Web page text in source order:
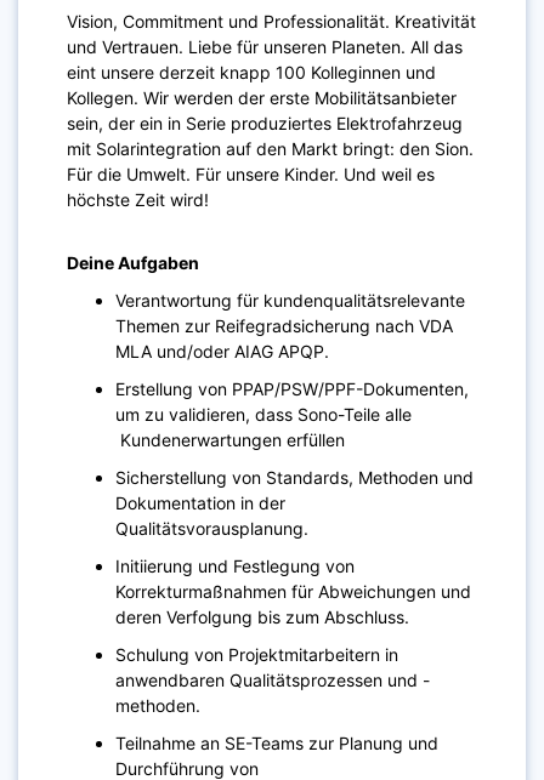
Vision, Commitment und Professionalität. Kreativität
und Vertrauen. Liebe für unseren Planeten. All das
eint unsere derzeit knapp 100 Kolleginnen und
Kollegen. Wir werden der erste Mobilitätsanbieter
sein, der ein in Serie produziertes Elektrofahrzeug
mit Solarintegration auf den Markt bringt: den Sion.
Für die Umwelt. Für unsere Kinder. Und weil es
höchste Zeit wird!
Deine Aufgaben
Verantwortung für kundenqualitätsrelevante
Themen zur Reifegradsicherung nach VDA
MLA und/oder AIAG APQP.
Erstellung von PPAP/PSW/PPF-Dokumenten,
um zu validieren, dass Sono-Teile alle
Kundenerwartungen erfüllen
Sicherstellung von Standards, Methoden und
Dokumentation in der
Qualitätsvorausplanung.
Initiierung und Festlegung von
Korrekturmaßnahmen für Abweichungen und
deren Verfolgung bis zum Abschluss.
Schulung von Projektmitarbeitern in
anwendbaren Qualitätsprozessen und -
methoden.
Teilnahme an SE-Teams zur Planung und
Durchführung von